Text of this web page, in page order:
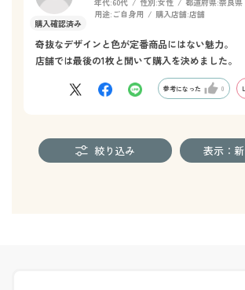
用途: ご自身用 購入店舗:店舗
奇抜なデザインと色が定番商品にはない魅力。
店舗では最後の1枚と聞いて購入を決めました。
参考になった 0
絞り込み 表示：